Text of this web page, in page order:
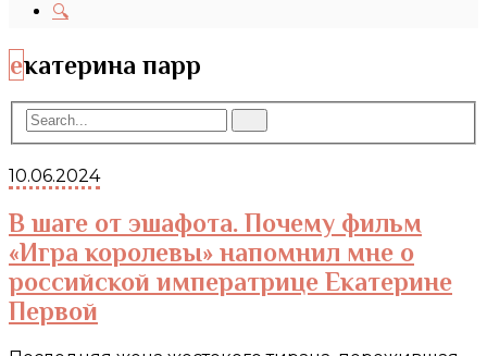
🔍
екатерина парр
10.06.2024
В шаге от эшафота. Почему фильм
«Игра королевы» напомнил мне о
российской императрице Екатерине
Первой